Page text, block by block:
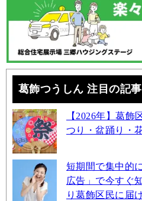
葛飾つうしん 注目の記事
【2026年】葛飾
つり・盆踊り・
短期間で集中的
広告」で今すぐ
り葛飾区民に届